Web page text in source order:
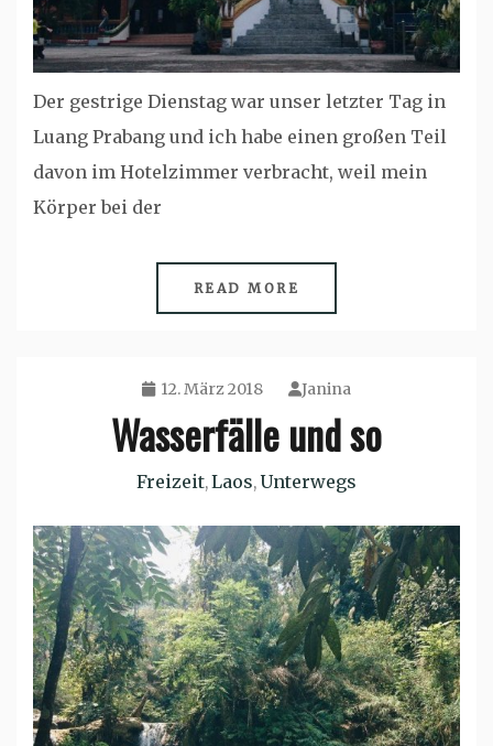
Der gestrige Dienstag war unser letzter Tag in
Luang Prabang und ich habe einen großen Teil
davon im Hotelzimmer verbracht, weil mein
Körper bei der
READ MORE
12. März 2018 Janina
Wasserfälle und so
Freizeit,Laos, Unterwegs